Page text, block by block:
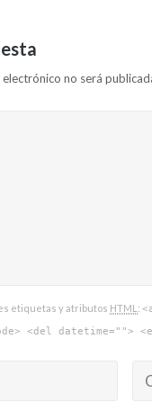
no será
etiquetas y atributos HTML :
<del datetime="">